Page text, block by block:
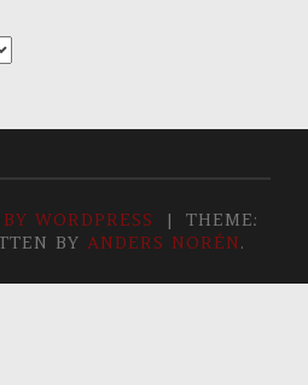
WORDPRESS |
THEME:
BYANDERS NORÉN.